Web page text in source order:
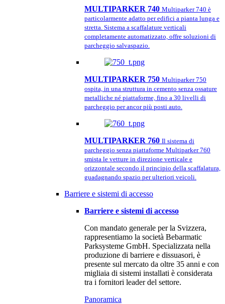
MULTIPARKER 740 Multiparker 740 è
particolarmente adatto per edifici a pianta lunga e
stretta. Sistema a scaffalature verticali
completamente automatizzato, offre soluzioni di
parcheggio salvaspazio.
MULTIPARKER 750 Multiparker 750
ospita, in una struttura in cemento senza ossature
metalliche né piattaforme, fino a 30 livelli di
parcheggio per ancor più posti auto.
MULTIPARKER 760 Il sistema di
parcheggio senza piattaforme Multiparker 760
smista le vetture in direzione verticale e
orizzontale secondo il principio della scaffalatura,
guadagnando spazio per ulteriori veicoli.
Barriere e sistemi di accesso
Barriere e sistemi di accesso
Con mandato generale per la Svizzera,
rappresentiamo la società Bebarmatic
Parksysteme GmbH. Specializzata nella
produzione di barriere e dissuasori, è
presente sul mercato da oltre 35 anni e con
migliaia di sistemi installati è considerata
tra i fornitori leader del settore.
Panoramica